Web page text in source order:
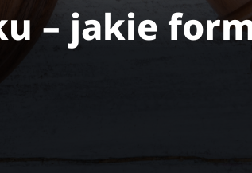
– jakie